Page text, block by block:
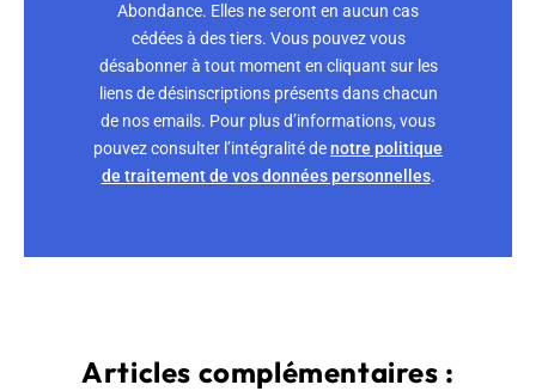
Abondance. Elles ne seront en aucun cas
cédées à des tiers. Vous pouvez vous
désabonner à tout moment en cliquant sur les
liens de désinscriptions présents dans chacun
de nos emails. Pour plus d’informations, vous
pouvez consulter l’intégralité denotre politique
de traitement de vos données personnelles.
Articles complémentaires :